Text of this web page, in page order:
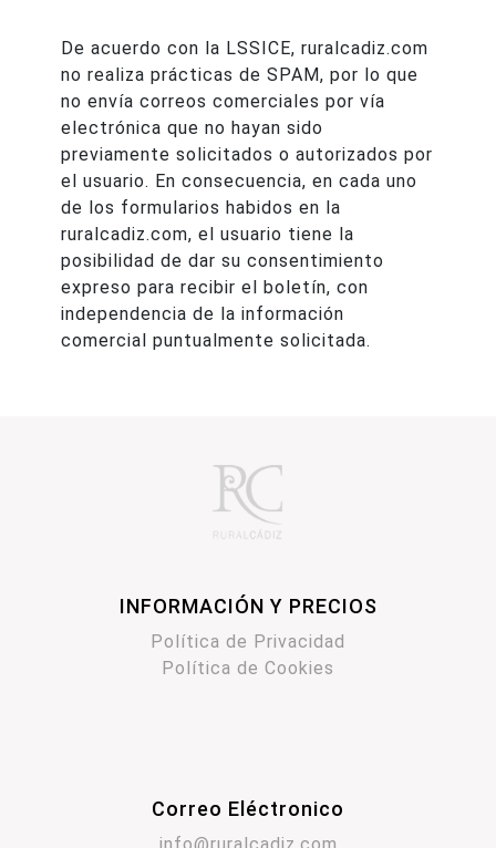
De acuerdo con la LSSICE, ruralcadiz.com
no realiza prácticas de SPAM, por lo que
no envía correos comerciales por vía
electrónica que no hayan sido
previamente solicitados o autorizados por
el usuario. En consecuencia, en cada uno
de los formularios habidos en la
ruralcadiz.com, el usuario tiene la
posibilidad de dar su consentimiento
expreso para recibir el boletín, con
independencia de la información
comercial puntualmente solicitada.
INFORMACIÓN Y PRECIOS
Política de Privacidad
Política de Cookies
Correo Eléctronico